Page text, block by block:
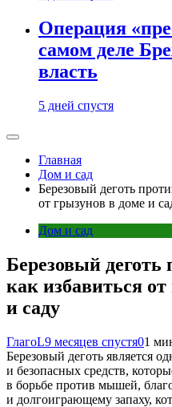
Операция
самом деле
власть
5 дней спустя
Главная
Дом и сад
Березовый деготь
от грызунов в доме и
Дом и сад
Березовый
как избавиться
и саду
ГлагоL9 месяцев спустя01
Березовый​‍​‌‍​‍‌ деготь является
и безопасных средств,
в борьбе против мышей,
и долгоиграющему запаху,